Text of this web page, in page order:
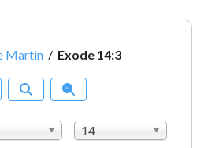
Martin / Exode 14:3
14